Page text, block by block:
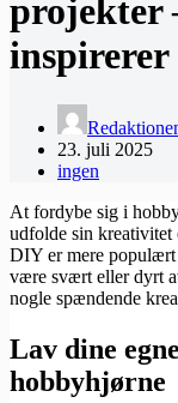
projekter
inspirerer
23. juli 2025
ingen
At fordybe sig i
udfolde sin kreativitet
DIY er mere populært
være svært eller dyrt
nogle spændende
Lav dine
hobbyhjørne